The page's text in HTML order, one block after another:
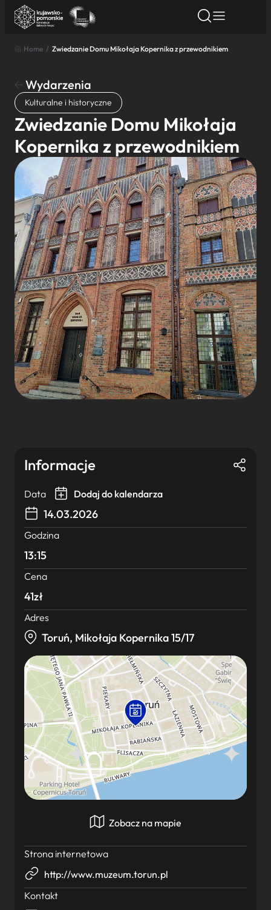
Znajdź atrakcję
Nazwa atrakcji
Miasto
Kategoria
Wyszukaj
Home / Zwiedzanie Domu Mikołaja Kopernika z przewodnikiem
Wydarzenia
Kulturalne i historyczne
Zwiedzanie Domu Mikołaja
Kopernika z przewodnikiem
Informacje
Data Dodaj do kalendarza
14.03.2026
Godzina
13:15
Cena
41zł
Adres
Toruń, Mikołaja Kopernika 15/17
Zobacz na mapie
Strona internetowa
http://www.muzeum.torun.pl
Kontakt